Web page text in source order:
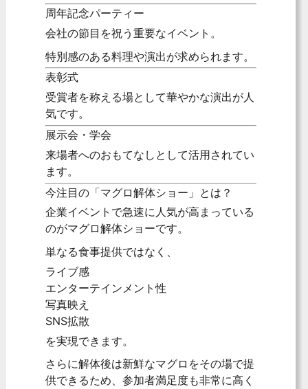
周年記念パーティー
会社の節目を祝う重要なイベント。
特別感のある料理や演出が求められます。
表彰式
受賞者を称える場として華やかな演出が人
気です。
展示会・学会
来場者へのおもてなしとして活用されてい
ます。
今注目の「マグロ解体ショー」とは？
企業イベントで急速に人気が高まっている
のがマグロ解体ショーです。
単なる食事提供ではなく、
ライブ感
エンターテインメント性
写真映え
SNS拡散
を実現できます。
さらに解体後は新鮮なマグロをその場で提
供できるため、参加者満足度も非常に高く